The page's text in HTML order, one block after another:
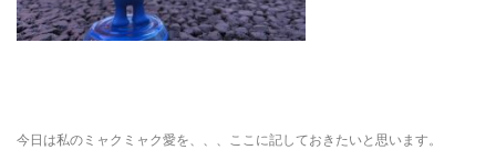
今日は私のミャクミャク愛を、、、ここに記しておきたいと思います。